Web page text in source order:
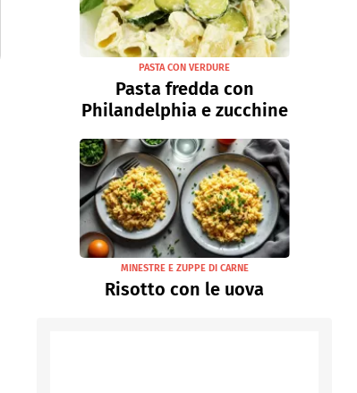
PASTA CON VERDURE
Pasta fredda con
Philandelphia e zucchine
MINESTRE E ZUPPE DI CARNE
Risotto con le uova